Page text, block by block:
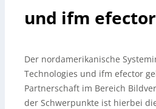
und ifm efector
Der nordamerikanische
Technologies und ifm efector
Partnerschaft im Bereich
der Schwerpunkte ist hierbei